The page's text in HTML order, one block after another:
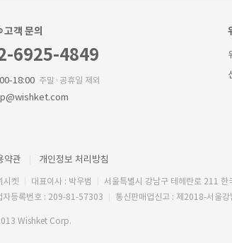
고객 문의
6925-4849
18:00 주말·공휴일 제외
약관 개인정보 처리방침
시켓 대표이사 : 박우범
서울특별시 강남구 테헤란로 211
자등록번호 : 209-81-57303
통신판매업신고 : 제2018-서울
Wishket Corp.